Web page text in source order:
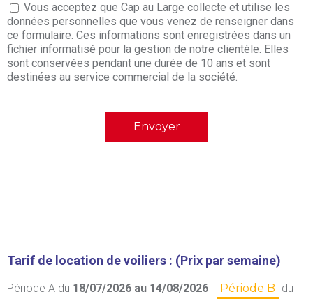
Vous acceptez que Cap au Large collecte et utilise les
données personnelles que vous venez de renseigner dans
ce formulaire. Ces informations sont enregistrées dans un
fichier informatisé pour la gestion de notre clientèle. Elles
sont conservées pendant une durée de 10 ans et sont
destinées au service commercial de la société.
Tarif de location de voiliers : (Prix par semaine)
Période A du 18/07/2026 au 14/08/2026 Période B du